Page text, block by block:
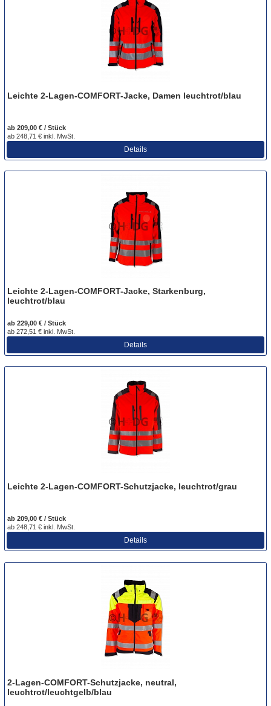
Leichte 2-Lagen-COMFORT-Jacke, Damen leuchtrot/blau
ab 209,00 € / Stück
ab 248,71 € inkl. MwSt.
Details
Leichte 2-Lagen-COMFORT-Jacke, Starkenburg,
leuchtrot/blau
ab 229,00 € / Stück
ab 272,51 € inkl. MwSt.
Details
Leichte 2-Lagen-COMFORT-Schutzjacke, leuchtrot/grau
ab 209,00 € / Stück
ab 248,71 € inkl. MwSt.
Details
2-Lagen-COMFORT-Schutzjacke, neutral,
leuchtrot/leuchtgelb/blau